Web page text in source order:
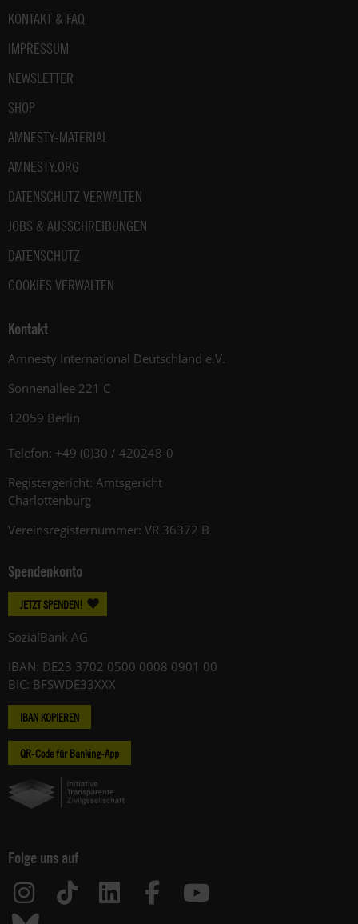
Fußbereich
KONTAKT & FAQ
IMPRESSUM
NEWSLETTER
SHOP
AMNESTY-MATERIAL
AMNESTY.ORG
DATENSCHUTZ VERWALTEN
JOBS & AUSSCHREIBUNGEN
DATENSCHUTZ
COOKIES VERWALTEN
Kontakt
Amnesty International Deutschland e.V.
Sonnenallee 221 C
12059 Berlin
Telefon: +49 (0)30 / 420248-0
Registergericht: Amtsgericht
Charlottenburg
Vereinsregisternummer: VR 36372 B
Spendenkonto
JETZT SPENDEN!
SozialBank AG
IBAN: DE23 3702 0500 0008 0901 00
BIC: BFSWDE33XXX
IBAN KOPIEREN
QR-Code für Banking-App
Folge uns auf